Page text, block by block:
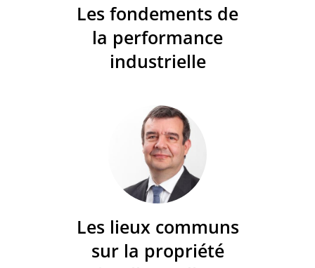
Les fondements de
la performance
industrielle
Les lieux communs
sur la propriété